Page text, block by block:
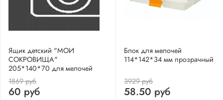
Ящик детский "МОИ
СОКРОВИЩА"
205*140*70 для мелочей
1869 руб
60 руб
Блок для мелочей
114*142*34 мм прозрачный
3929 руб
58.50 руб